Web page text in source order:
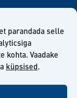
parandada selle
kohta. Vaadake
küpsised.